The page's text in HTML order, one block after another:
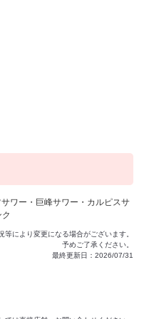
ワー・巨峰サワー・カルピスサ
により変更になる場合がございます。
予めご了承ください。
最終更新日：2026/07/31